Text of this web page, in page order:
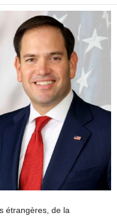
étrangères, de la